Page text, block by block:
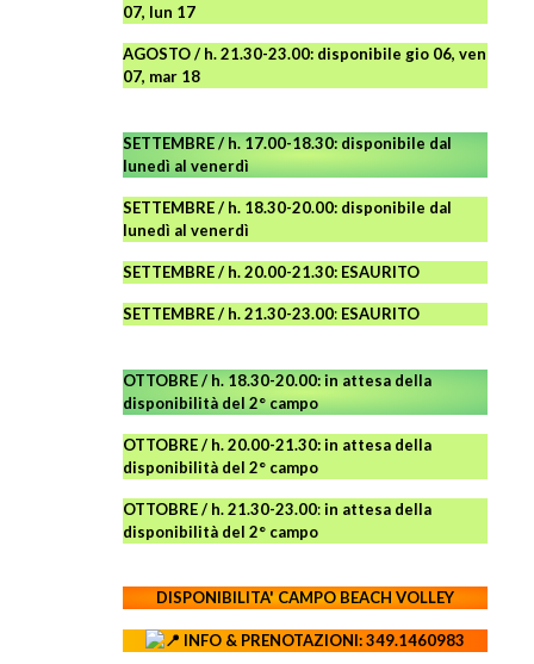
07, lun 17
AGOSTO/ h. 21.30-23.00: disponibile gio 06, ven
07, mar 18
SETTEMBRE / h. 17.00-18.30: disponibile dal
lunedì al venerdì
SETTEMBRE / h. 18.30-20.00: disponibile dal
lunedì al venerdì
SETTEMBRE / h. 20.00-21.30: ESAURITO
SETTEMBRE / h. 21.30-23.00: ESAURITO
OTTOBRE / h. 18.30-20.00:in attesa della
disponibilità del 2° campo
OTTOBRE / h. 20.00-21.30:in attesa della
disponibilità del 2° campo
OTTOBRE / h. 21.30-23.00:in attesa della
disponibilità del 2° campo
DISPONIBILITA' CAMPOBEACH VOLLEY
INFO & PRENOTAZIONI: 349.1460983